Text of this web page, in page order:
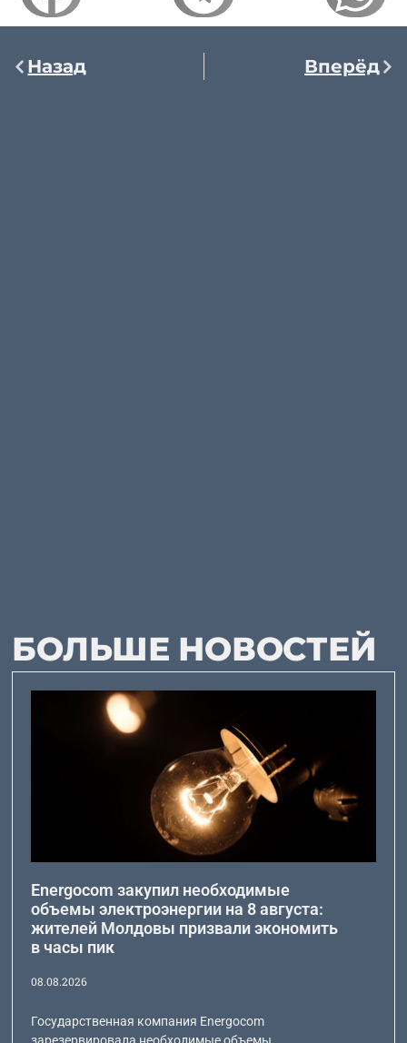
Назад Вперёд
БОЛЬШЕ НОВОСТЕЙ
Energocom закупил необходимые
объемы электроэнергии на 8 августа:
жителей Молдовы призвали экономить
в часы пик
08.08.2026
Государственная компания Energocom